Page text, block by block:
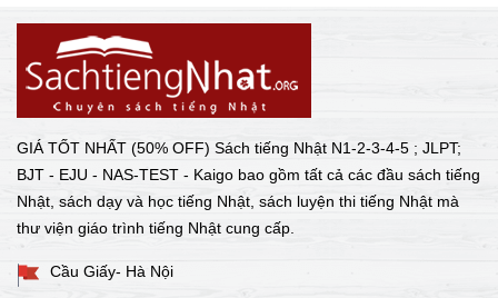
GIÁ TỐT NHẤT (50% OFF) Sách tiếng Nhật N1-2-3-4-5 ; JLPT;
BJT - EJU - NAS-TEST - Kaigo bao gồm tất cả các đầu sách tiếng
Nhật, sách dạy và học tiếng Nhật, sách luyện thi tiếng Nhật mà
thư viện giáo trình tiếng Nhật cung cấp.
Cầu Giấy- Hà Nội